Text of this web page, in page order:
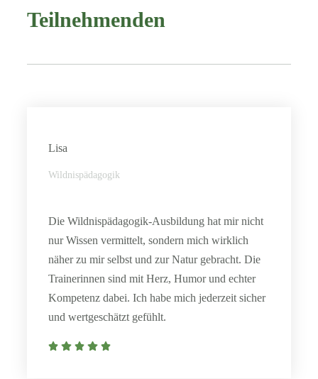
Teilnehmenden
Lisa
Wildnispädagogik
Die Wildnispädagogik-Ausbildung hat mir nicht
nur Wissen vermittelt, sondern mich wirklich
näher zu mir selbst und zur Natur gebracht. Die
Trainerinnen sind mit Herz, Humor und echter
Kompetenz dabei. Ich habe mich jederzeit sicher
und wertgeschätzt gefühlt.